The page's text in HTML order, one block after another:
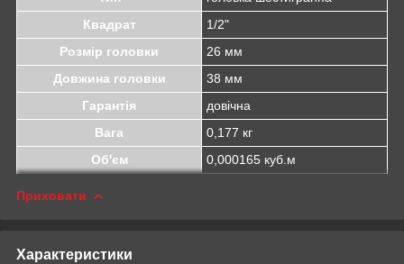
Квадрат
1/2"
Розмір головки
26 мм
Довжина головки
38 мм
Гарантія
довічна
Вага
0,177 кг
Об'єм
0,000165 куб.м
Приховати
Характеристики